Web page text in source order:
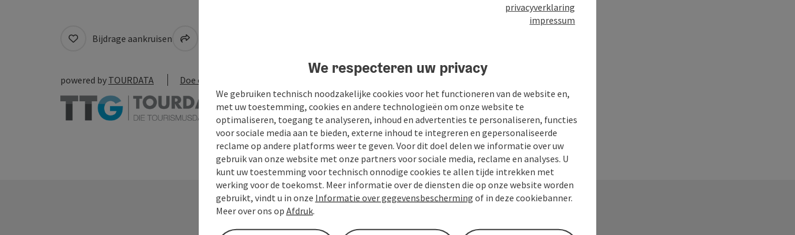
Bijdrage aankruisen
powered by TOURDATA Doe een suggestie
privacyverklaring
impressum
We respecteren uw privacy
We gebruiken technisch noodzakelijke cookies voor het functioneren van de website en,
met uw toestemming, cookies en andere technologieën om onze website te
optimaliseren, toegang te analyseren, inhoud en advertenties te personaliseren, functies
voor sociale media aan te bieden, externe inhoud te integreren en gepersonaliseerde
reclame op andere platforms weer te geven. Voor dit doel delen we informatie over uw
gebruik van onze website met onze partners voor sociale media, reclame en analyses. U
kunt uw toestemming voor technisch onnodige cookies te allen tijde intrekken met
werking voor de toekomst. Meer informatie over de diensten die op onze website worden
gebruikt, vindt u in onze Informatie over gegevensbescherming of in deze cookiebanner.
Meer over ons op Afdruk.